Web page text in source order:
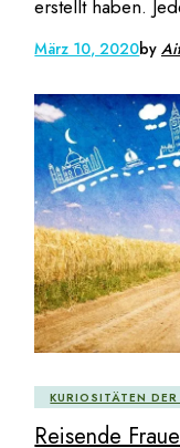
erstellt haben.
März 10, 2020by
KURIOSITÄTEN DER
Reisende